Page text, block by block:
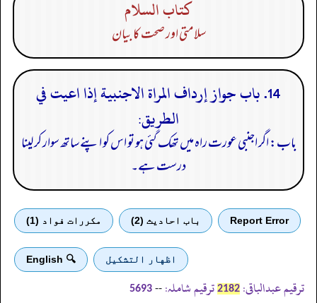
كتاب السلام
سلامتی اور صحت کا بیان
14. باب جواز إرداف المراة الاجنبية إذا اعيت في
الطريق:
باب: اگر اجنبی عورت راہ میں تھک گئی ہو تو اس کو اپنے ساتھ سوار کر لینا
درست ہے۔
Report Error باب احادیث (2) مكررات فواد (1)
اظهار التشكيل 🔍 English
ترقیم عبدالباقی: 2182 ترقیم شاملہ: --
5693